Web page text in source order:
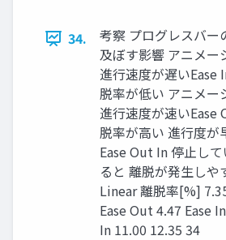
34.
考察 プログレスバー
及ぼす影響 アニメー
進行速度が遅いEase
脱率が低い アニメー
進行速度が速いEase
脱率が高い 進行度が
Ease Out In 停止し
ると 離脱が発生しや
Linear 離脱率[%]
Ease Out 4.47 Ease
In 11.00 12.35 34